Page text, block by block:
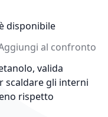
disponibile
al confronto
valida
scaldare gli interni
rispetto